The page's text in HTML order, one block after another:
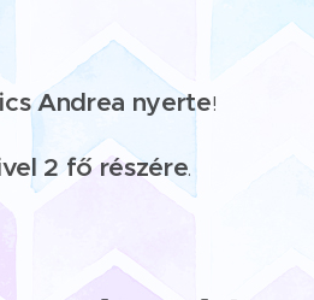
Andrea nyerte!
2 fő részére.